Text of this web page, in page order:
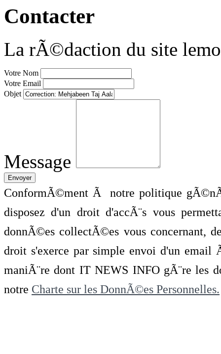
Contacter
La rÃ©daction du site
Votre Nom
Votre Email
Objet
Message
ConformÃ©ment Ã notre politique
disposez d'un droit d'accÃ¨s vous
donnÃ©es collectÃ©es vous concernant,
droit s'exerce par simple envoi d'un
maniÃ¨re dont IT NEWS INFO gÃ¨re les
notre Charte sur les DonnÃ©es Personnelles.